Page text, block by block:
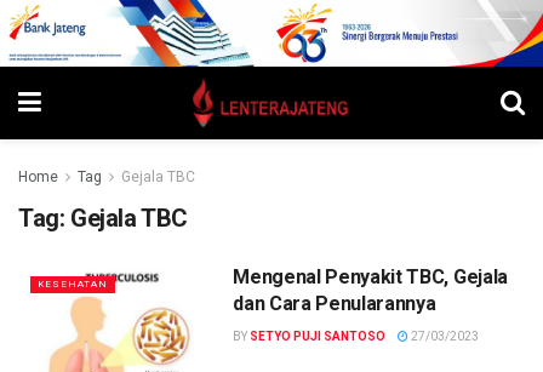
Home Tag Gejala TBC
Tag: Gejala TBC
KESEHATAN
Mengenal Penyakit TBC, Gejala
dan Cara Penularannya
BY SETYO PUJI SANTOSO 27/03/2023